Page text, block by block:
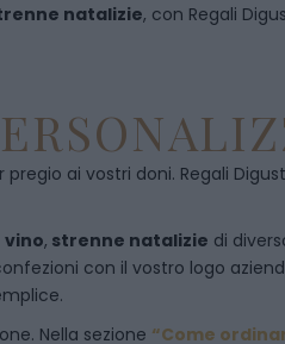
natalizie, con Regali
ai vostri doni. Regali
vino, strenne natalizie di
con il vostro logo
Nella sezione “Come